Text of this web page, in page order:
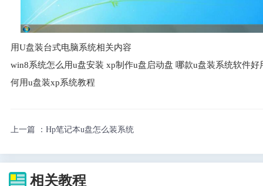
用U盘装台式电脑系统相关内容
win8系统怎么用u盘安装 xp制作u盘启动盘 哪款u盘装系统软件
何用u盘装xp系统教程
上一篇 ： Hp笔记本u盘怎么装系统
相关教程